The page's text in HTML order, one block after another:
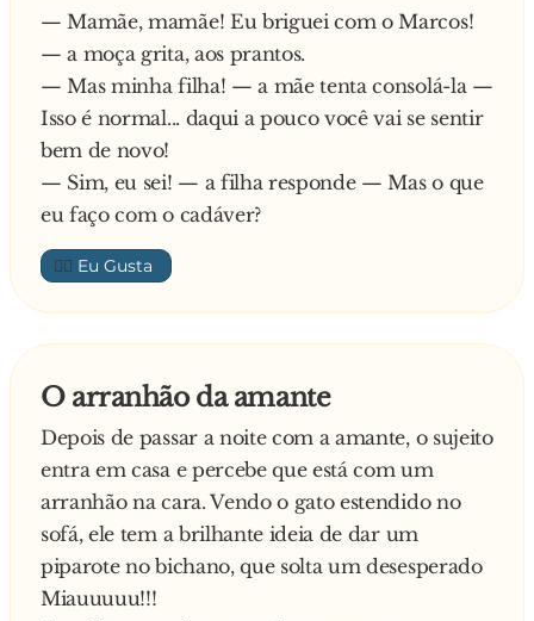
— Mamãe, mamãe! Eu briguei com o Marcos!
— a moça grita, aos prantos.
— Mas minha filha! — a mãe tenta consolá-la —
Isso é normal... daqui a pouco você vai se sentir
bem de novo!
— Sim, eu sei! — a filha responde — Mas o que
eu faço com o cadáver?
👍🏼
O arranhão da amante
Depois de passar a noite com a amante, o sujeito
entra em casa e percebe que está com um
arranhão na cara. Vendo o gato estendido no
sofá, ele tem a brilhante ideia de dar um
piparote no bichano, que solta um desesperado
Miauuuuu!!!